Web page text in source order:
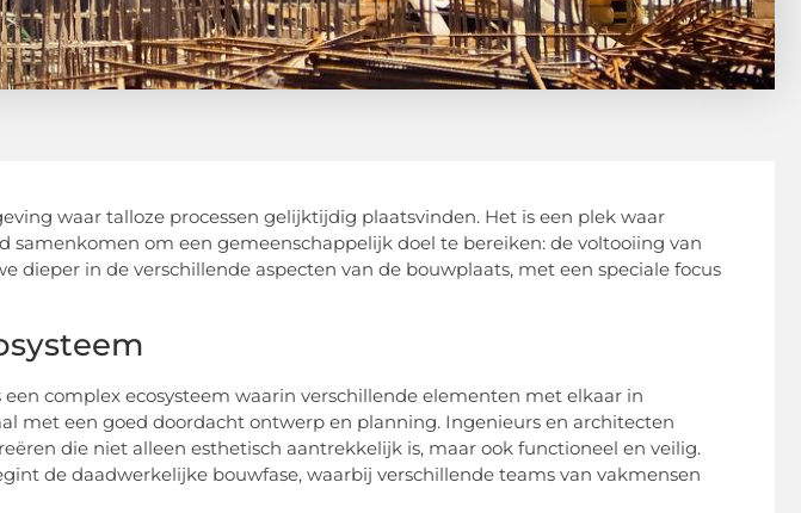
waar talloze processen gelijktijdig plaatsvinden. Het is een plek waar
samenkomen om een gemeenschappelijk doel te bereiken: de voltooiing van
dieper in de verschillende aspecten van de bouwplaats, met een speciale focus
complex ecosysteem waarin verschillende elementen met elkaar in
met een goed doordacht ontwerp en planning. Ingenieurs en architecten
die niet alleen esthetisch aantrekkelijk is, maar ook functioneel en veilig.
de daadwerkelijke bouwfase, waarbij verschillende teams van vakmensen